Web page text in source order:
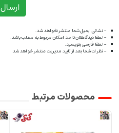
ارسال
- نشانی ایمیل شما منتشر نخواهد شد.
- لطفا دیدگاهتان تا حد امکان مربوط به مطلب باشد.
- لطفا فارسی بنویسید.
- نظرات شما بعد از تایید مدیریت منتشر خواهد شد
محصولات مرتبط